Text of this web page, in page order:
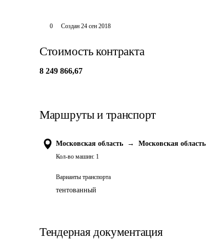
0 Создан 24 сен 2018
Стоимость контракта
8 249 866,67
Маршруты и транспорт
Московская область → Московская область
Кол-во машин: 1
Варианты транспорта
тентованный
Тендерная документация